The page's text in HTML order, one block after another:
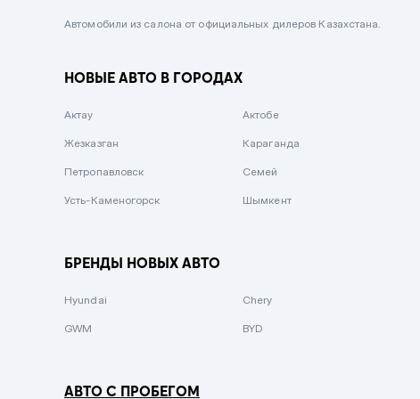
Вишневый
Зеленый металлик
Автомобили из салона от официальных дилеров Казахстана.
НОВЫЕ АВТО В ГОРОДАХ
Актау Актобе
Жезказган Караганда
Петропавловск Семей
Усть-Каменогорск Шымкент
БРЕНДЫ НОВЫХ АВТО
Hyundai Chery
GWM BYD
АВТО С ПРОБЕГОМ